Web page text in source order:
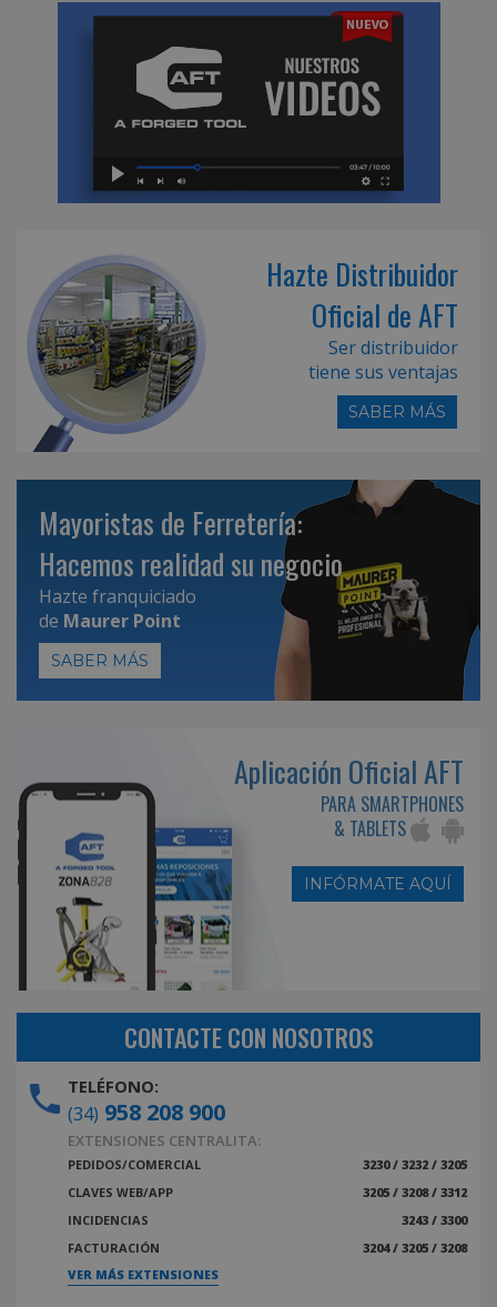
Hazte Distribuidor
Oficial de AFT
Ser distribuidor
tiene sus ventajas
SABER MÁS
Mayoristas de Ferretería:
Hacemos realidad su negocio
Hazte franquiciado
de Maurer Point
SABER MÁS
Aplicación Oficial AFT
PARA SMARTPHONES
& TABLETS
INFÓRMATE AQUÍ
CONTACTE CON NOSOTROS
TELÉFONO:
(34) 958 208 900
EXTENSIONES CENTRALITA:
PEDIDOS/COMERCIAL
3230 / 3232 / 3205
CLAVES WEB/APP
3205 / 3208 / 3312
INCIDENCIAS
3243 / 3300
FACTURACIÓN
3204 / 3205 / 3208
VER MÁS EXTENSIONES